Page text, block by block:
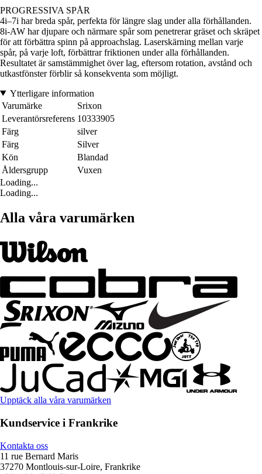
PROGRESSIVA SPÅR
4i–7i har breda spår, perfekta för längre slag under alla förhållanden.
8i-AW har djupare och närmare spår som penetrerar gräset och skräpet
för att förbättra spinn på approachslag. Laserskärning mellan varje
spår, på varje loft, förbättrar friktionen under alla förhållanden.
Resultatet är samstämmighet över lag, eftersom rotation, avstånd och
utkastfönster förblir så konsekventa som möjligt.
Ytterligare information
Varumärke
Srixon
Leverantörsreferens 10333905
Färg
silver
Färg
Silver
Kön
Blandad
Åldersgrupp
Vuxen
Loading...
Loading...
Alla våra varumärken
Upptäck alla våra varumärken
Kundservice i Frankrike
Kontakta oss
11 rue Bernard Maris
37270 Montlouis-sur-Loire, Frankrike